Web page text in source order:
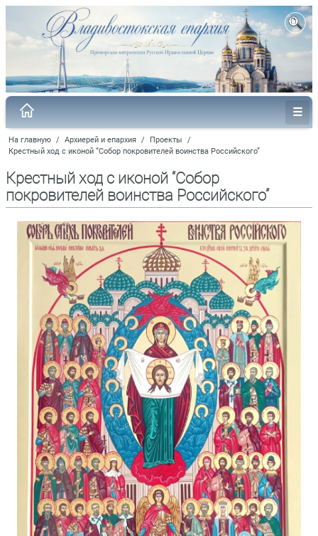
На главную / Архиерей и епархия / Проекты
/
Крестный ход с иконой “Собор покровителей воинства Российского”
Крестный ход с иконой “Собор
покровителей воинства Российского”